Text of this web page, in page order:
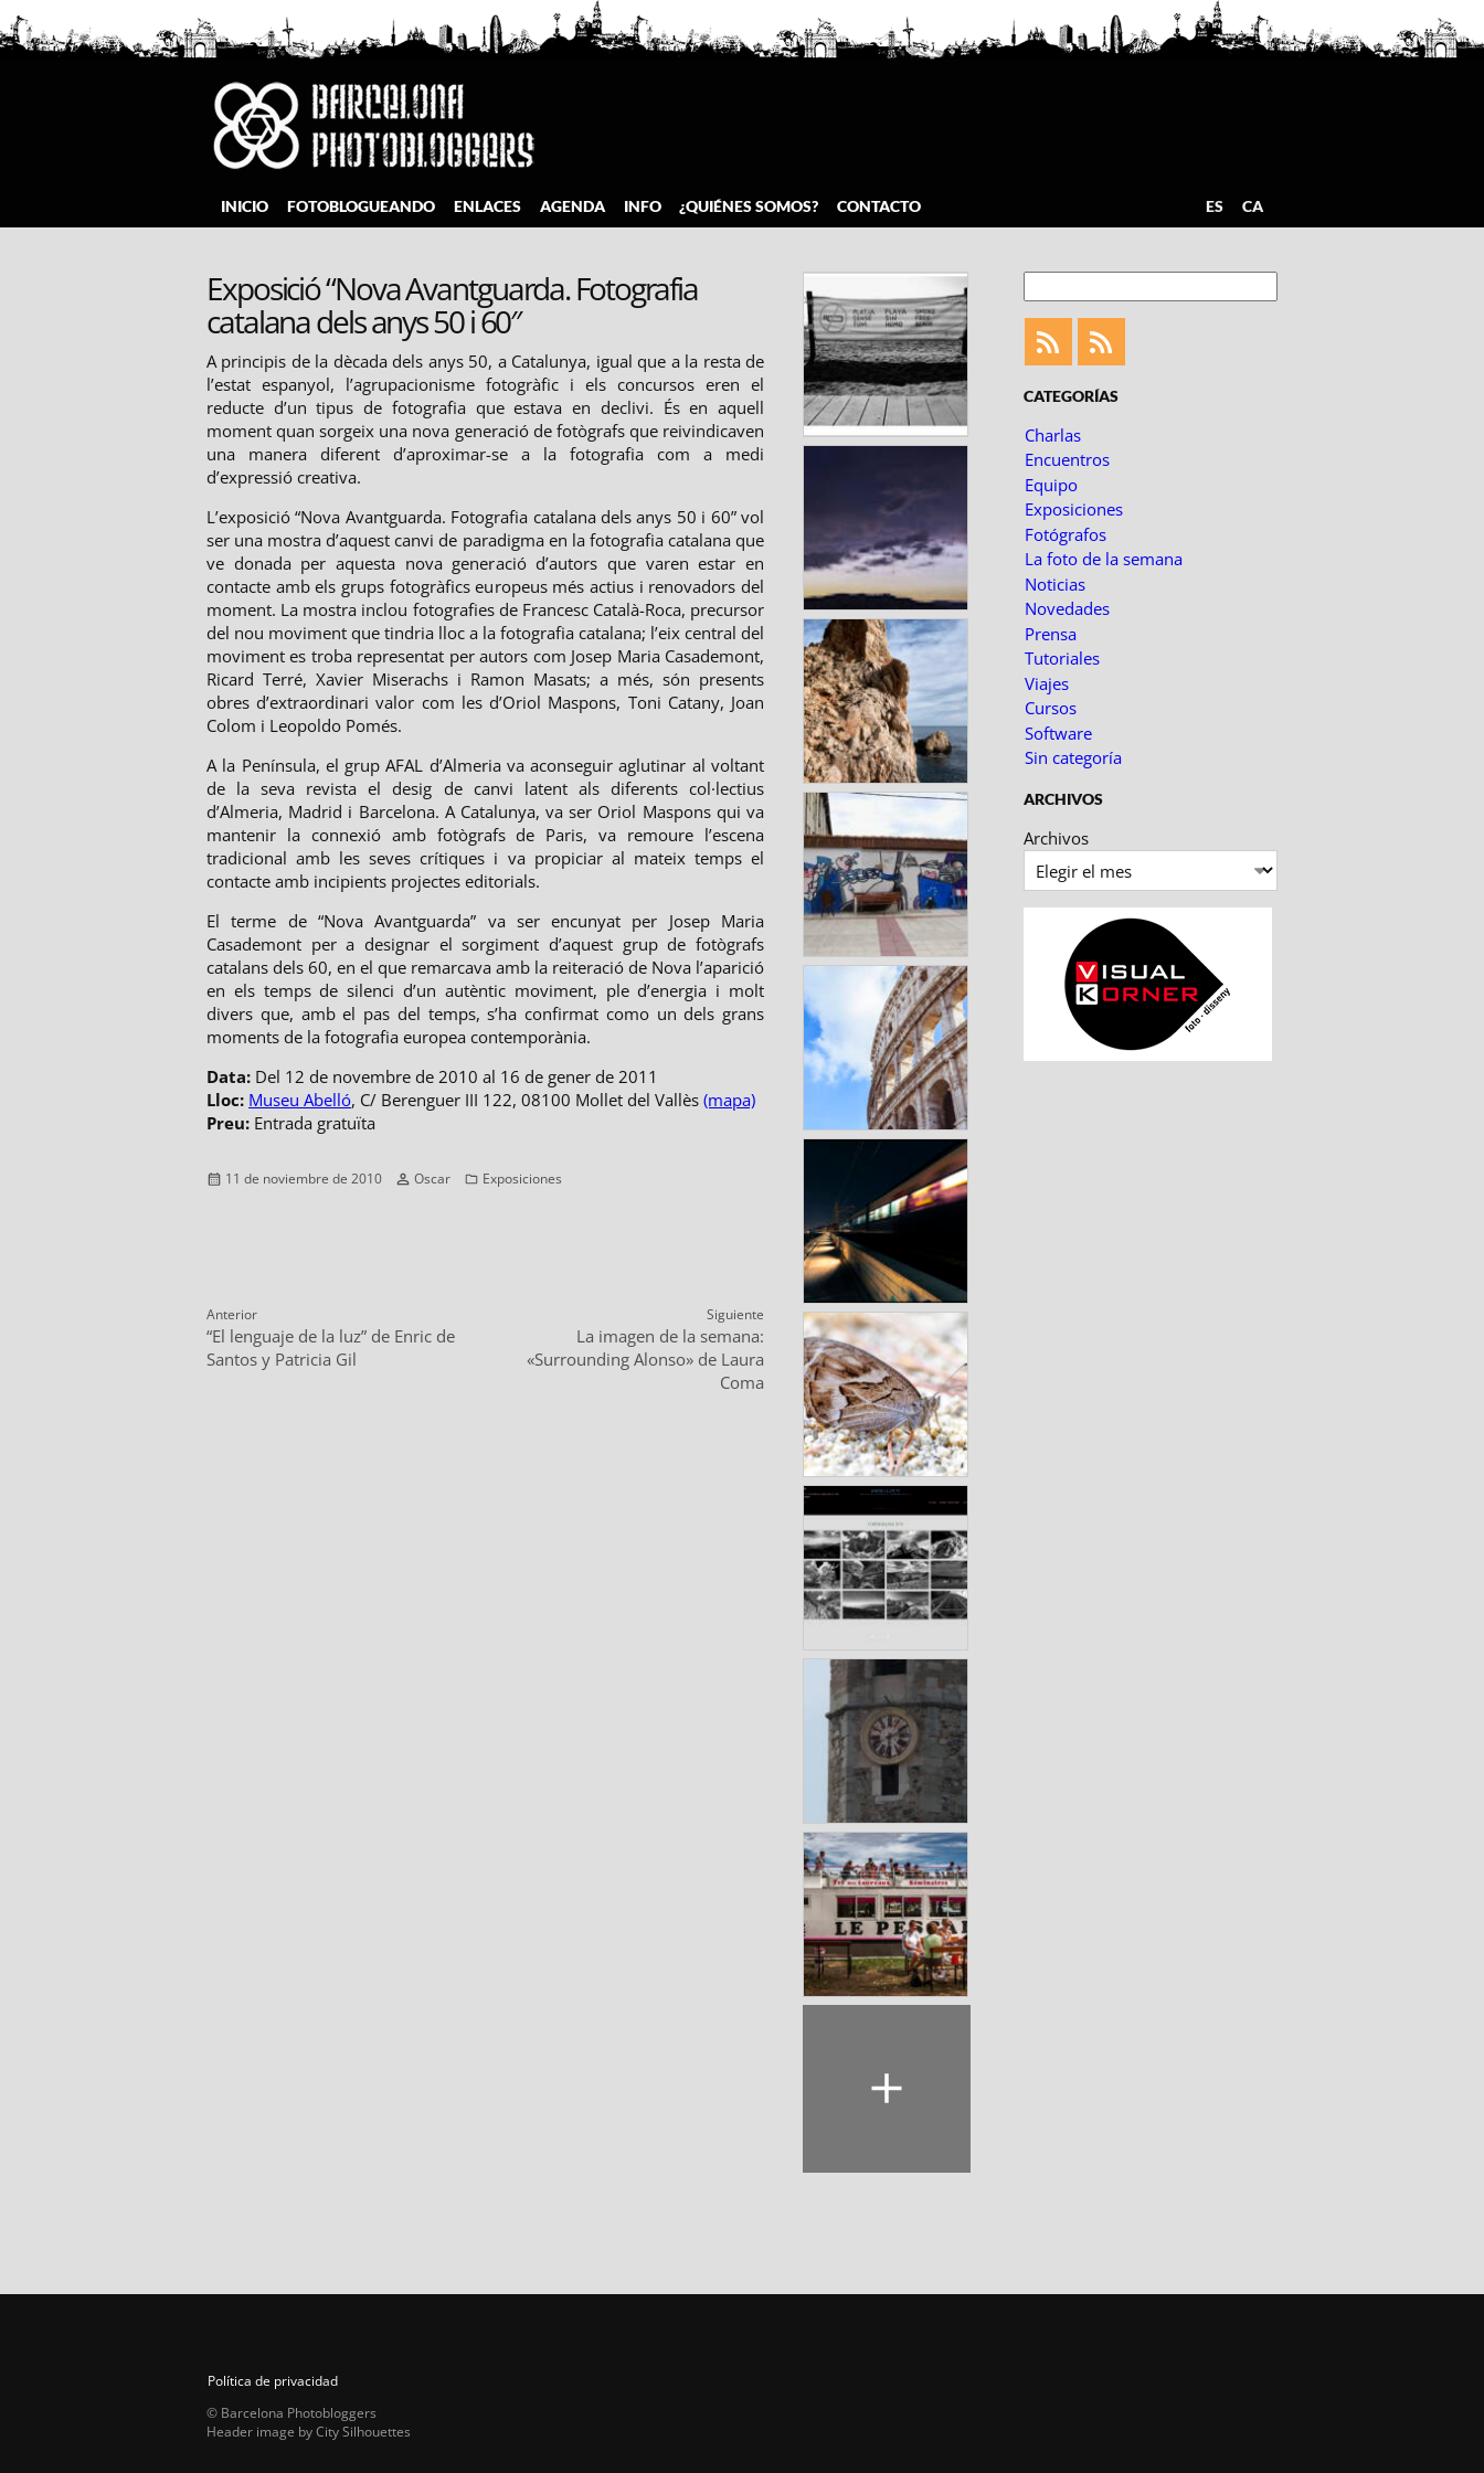
Saltar
al
contenido
INICIO FOTOBLOGUEANDO ENLACES AGENDA INFO ¿QUIÉNES SOMOS? CONTACTO ES CA
Exposició “Nova Avantguarda. Fotografia
catalana dels anys 50 i 60″
A principis de la dècada dels anys 50, a Catalunya, igual que a la resta de
l’estat espanyol, l’agrupacionisme fotogràfic i els concursos eren el
reducte d’un tipus de fotografia que estava en declivi. És en aquell
moment quan sorgeix una nova generació de fotògrafs que reivindicaven
una manera diferent d’aproximar-se a la fotografia com a medi
d’expressió creativa.
L’exposició “Nova Avantguarda. Fotografia catalana dels anys 50 i 60” vol
ser una mostra d’aquest canvi de paradigma en la fotografia catalana que
ve donada per aquesta nova generació d’autors que varen estar en
contacte amb els grups fotogràfics europeus més actius i renovadors del
moment. La mostra inclou fotografies de Francesc Català-Roca, precursor
del nou moviment que tindria lloc a la fotografia catalana; l’eix central del
moviment es troba representat per autors com Josep Maria Casademont,
Ricard Terré, Xavier Miserachs i Ramon Masats; a més, són presents
obres d’extraordinari valor com les d’Oriol Maspons, Toni Catany, Joan
Colom i Leopoldo Pomés.
A la Península, el grup AFAL d’Almeria va aconseguir aglutinar al voltant
de la seva revista el desig de canvi latent als diferents col·lectius
d’Almeria, Madrid i Barcelona. A Catalunya, va ser Oriol Maspons qui va
mantenir la connexió amb fotògrafs de Paris, va remoure l’escena
tradicional amb les seves crítiques i va propiciar al mateix temps el
contacte amb incipients projectes editorials.
El terme de “Nova Avantguarda” va ser encunyat per Josep Maria
Casademont per a designar el sorgiment d’aquest grup de fotògrafs
catalans dels 60, en el que remarcava amb la reiteració de Nova l’aparició
en els temps de silenci d’un autèntic moviment, ple d’energia i molt
divers que, amb el pas del temps, s’ha confirmat como un dels grans
moments de la fotografia europea contemporània.
Data: Del 12 de novembre de 2010 al 16 de gener de 2011
Lloc: Museu Abelló, C/ Berenguer III 122, 08100 Mollet del Vallès (mapa)
Preu: Entrada gratuïta
Publicado
11 de noviembre de 2010 Autor
Oscar Categorías
Exposiciones
Navegación
de
entradas
Anterior
Entrada
anterior:
“El lenguaje de la luz” de Enric de
Santos y Patricia Gil
Siguiente
siguiente:
La imagen de la semana:
«Surrounding Alonso» de Laura
Coma
Feed
Feed
CATEGORÍAS
Charlas
Encuentros
Equipo
Exposiciones
Fotógrafos
La foto de la semana
Noticias
Novedades
Prensa
Tutoriales
Viajes
Cursos
Software
Sin categoría
ARCHIVOS
Archivos
Política de privacidad
© Barcelona Photobloggers
Header image by City Silhouettes